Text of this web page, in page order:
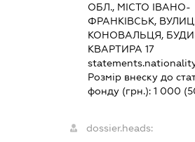
ОБЛ., МІСТО ІВАНО-
ФРАНКІВСЬК,
КОНОВАЛЬЦЯ,
КВАРТИРА 17
Розмір внеску до
фонду (грн.): 1 000
dossier.heads: